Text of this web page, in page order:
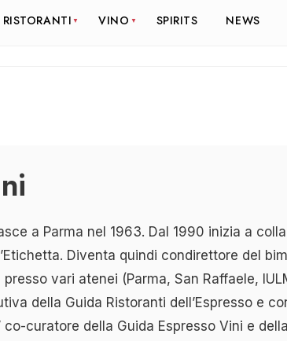
RISTORANTI VINO SPIRITS NEWS
a Parma nel 1963. Dal 1990 inizia a
Diventa quindi condirettore del
vari atenei (Parma, San Raffaele,
della Guida Ristoranti dell’Espresso e
co-curatore della Guida Espresso Vini e